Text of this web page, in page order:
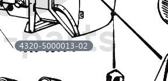
4320-5000013-02